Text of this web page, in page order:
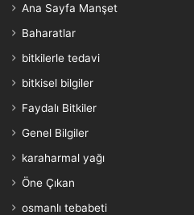
Ana Sayfa Manşet
Baharatlar
bitkilerle tedavi
bitkisel bilgiler
Faydalı Bitkiler
Genel Bilgiler
karaharmal yağı
Öne Çıkan
osmanlı tebabeti